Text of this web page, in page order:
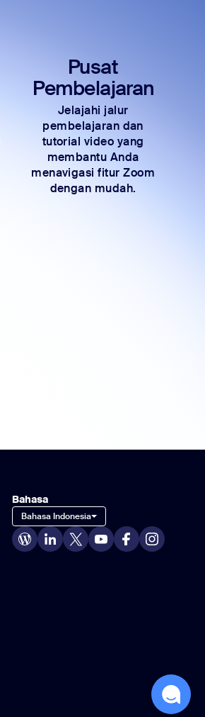
Pusat
Pembelajaran
Jelajahi jalur
pembelajaran dan
tutorial video yang
membantu Anda
menavigasi fitur Zoom
dengan mudah.
Bahasa
Bahasa Indonesia